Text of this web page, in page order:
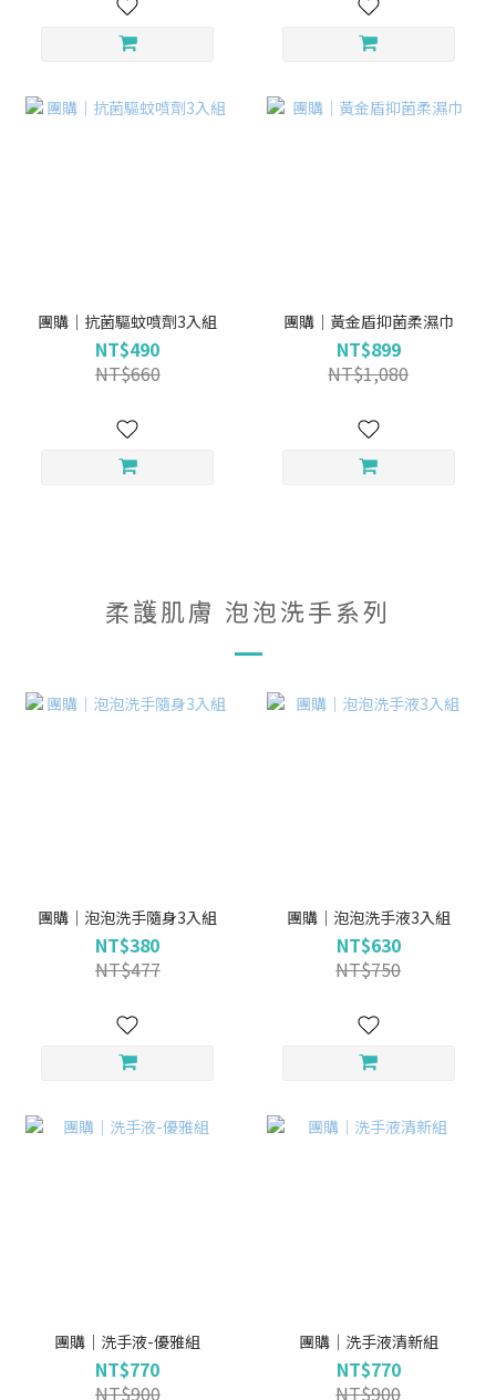
團購｜抗菌驅蚊噴劑3入組
NT$490
NT$660
團購｜黃金盾抑菌柔濕巾
NT$899
NT$1,080
柔護肌膚 泡泡洗手系列
團購｜泡泡洗手隨身3入組
NT$380
NT$477
團購｜泡泡洗手液3入組
NT$630
NT$750
團購｜洗手液-優雅組
NT$770
NT$900
團購｜洗手液清新組
NT$770
NT$900